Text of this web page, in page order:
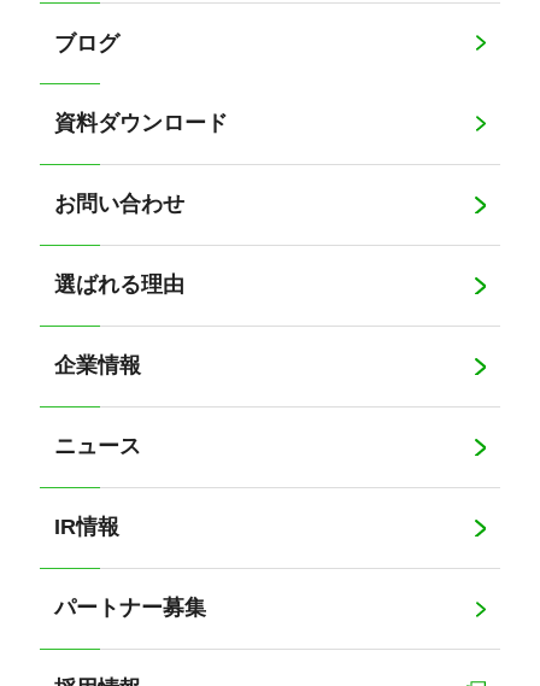
ブログ
資料ダウンロード
お問い合わせ
選ばれる理由
企業情報
ニュース
IR情報
パートナー募集